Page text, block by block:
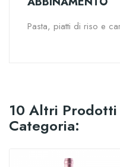
Pasta, piatti di riso e
10 Altri Prodotti
Categoria: